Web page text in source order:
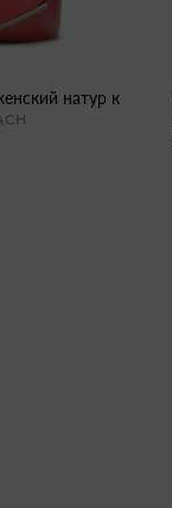
натур к